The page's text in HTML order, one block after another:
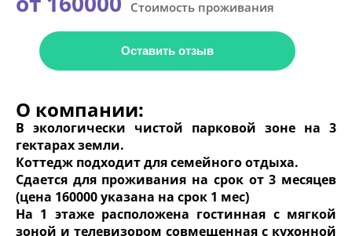
Стоимость проживания
Оставить отзыв
О компании:
В экологически чистой парковой зоне на 3
гектарах земли.
Коттедж подходит для семейного отдыха.
Сдается для проживания на срок от 3 месяцев
(цена 160000 указана на срок 1 мес)
На 1 этаже расположена гостинная с мягкой
зоной и телевизором совмещенная с кухонной